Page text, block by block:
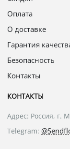
Оплата
О доставке
Гарантия
Безопасность
Контакты
КОНТАКТЫ
Адрес: Россия, г.
Telegram: